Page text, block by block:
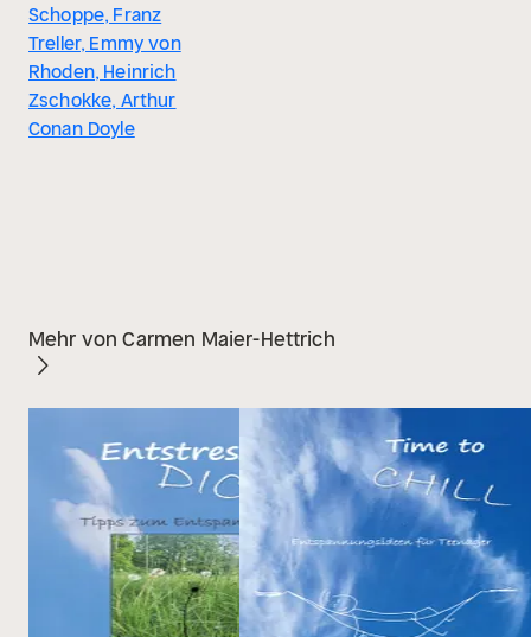
Schoppe, Franz
Treller, Emmy von
Rhoden, Heinrich
Zschokke, Arthur
Conan Doyle
Mehr von Carmen Maier-Hettrich